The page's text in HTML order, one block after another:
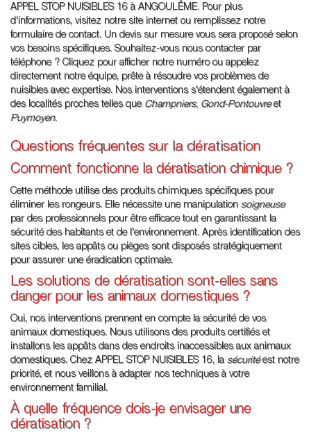
APPEL STOP NUISIBLES 16 à ANGOULÊME. Pour plus
d'informations, visitez notre site internet ou remplissez notre
formulaire de contact. Un devis sur mesure vous sera proposé selon
vos besoins spécifiques. Souhaitez-vous nous contacter par
téléphone ? Cliquez pour afficher notre numéro ou appelez
directement notre équipe, prête à résoudre vos problèmes de
nuisibles avec expertise. Nos interventions s'étendent également à
des localités proches telles que Champniers, Gond-Pontouvreet
Puymoyen.
Questions fréquentes sur la dératisation
Comment fonctionne la dératisation chimique ?
Cette méthode utilise des produits chimiques spécifiques pour
éliminer les rongeurs. Elle nécessite une manipulation soigneuse
par des professionnels pour être efficace tout en garantissant la
sécurité des habitants et de l'environnement. Après identification des
sites cibles, les appâts ou pièges sont disposés stratégiquement
pour assurer une éradication optimale.
Les solutions de dératisation sont-elles sans
danger pour les animaux domestiques ?
Oui, nos interventions prennent en compte la sécurité de vos
animaux domestiques. Nous utilisons des produits certifiés et
installons les appâts dans des endroits inaccessibles aux animaux
domestiques. Chez APPEL STOP NUISIBLES 16, la sécuritéest notre
priorité, et nous veillons à adapter nos techniques à votre
environnement familial.
À quelle fréquence dois-je envisager une
dératisation ?